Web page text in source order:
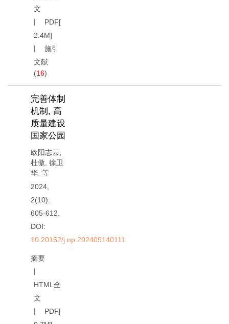
文
PDF[
2.4M]
施引
文献
(16)
完善体制
机制, 高
质量建设
国家公园
欧阳志云
杜傲 徐卫
华 等
2024,
2(10):
605-612.
DOI:
10.20152/j.np.202409140111
摘要
HTML全
文
PDF[